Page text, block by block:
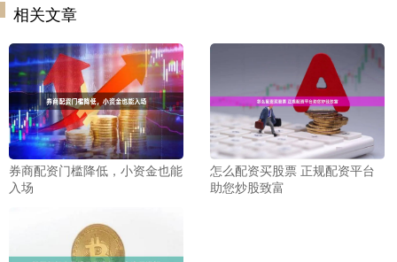
相关文章
券商配资门槛降低，小资金也能
入场
怎么配资买股票 正规配资平台
助您炒股致富